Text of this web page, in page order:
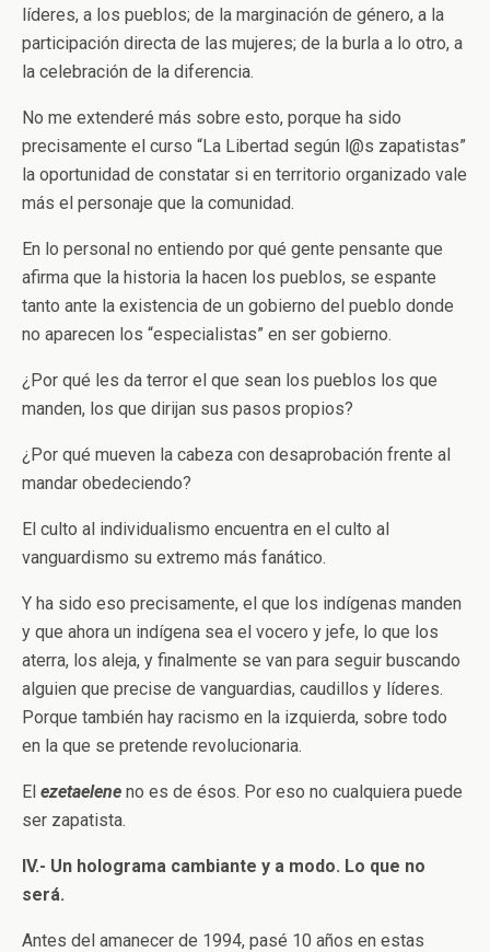
líderes, a los pueblos; de la marginación de género, a la
participación directa de las mujeres; de la burla a lo otro, a
la celebración de la diferencia.
No me extenderé más sobre esto, porque ha sido
precisamente el curso “La Libertad según l@s zapatistas”
la oportunidad de constatar si en territorio organizado vale
más el personaje que la comunidad.
En lo personal no entiendo por qué gente pensante que
afirma que la historia la hacen los pueblos, se espante
tanto ante la existencia de un gobierno del pueblo donde
no aparecen los “especialistas” en ser gobierno.
¿Por qué les da terror el que sean los pueblos los que
manden, los que dirijan sus pasos propios?
¿Por qué mueven la cabeza con desaprobación frente al
mandar obedeciendo?
El culto al individualismo encuentra en el culto al
vanguardismo su extremo más fanático.
Y ha sido eso precisamente, el que los indígenas manden
y que ahora un indígena sea el vocero y jefe, lo que los
aterra, los aleja, y finalmente se van para seguir buscando
alguien que precise de vanguardias, caudillos y líderes.
Porque también hay racismo en la izquierda, sobre todo
en la que se pretende revolucionaria.
El ezetaelene no es de ésos. Por eso no cualquiera puede
ser zapatista.
IV.- Un holograma cambiante y a modo. Lo que no
será.
Antes del amanecer de 1994, pasé 10 años en estas